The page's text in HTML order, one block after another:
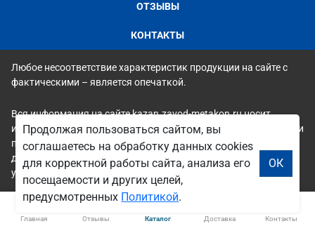
ОТЗЫВЫ
КОНТАКТЫ
Любое несоответствие характеристик продукции на сайте с
фактическими – является опечаткой.
Вся информация на сайте kazan.zavod-metakon.ru носит
исключительно ознакомительный и справочный характер и ни
при каких условиях не является публичной офертой. Всю
дополнительную информацию можно узнать по телефонам
указанным на сайте.
Главная Отзывы Каталог Доставка Контакты
Продолжая пользоваться сайтом, вы
соглашаетесь на обработку данных cookies
для корректной работы сайта, анализа его
посещаемости и других целей,
предусмотренных Политикой.
ОК